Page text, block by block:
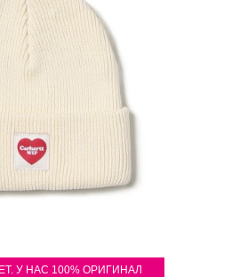
У НАС 100% ОРИГИНАЛ